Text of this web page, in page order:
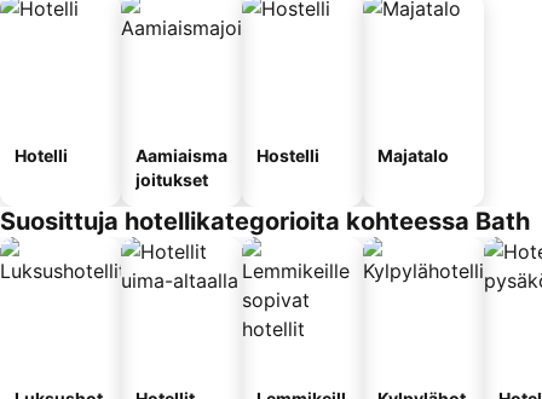
Hotelli
Aamiaisma
joitukset
Hostelli Majatalo
Suosittuja hotellikategorioita kohteessa Bath